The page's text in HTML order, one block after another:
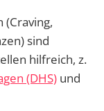
sind
hilfreich, z.
(DHS) und